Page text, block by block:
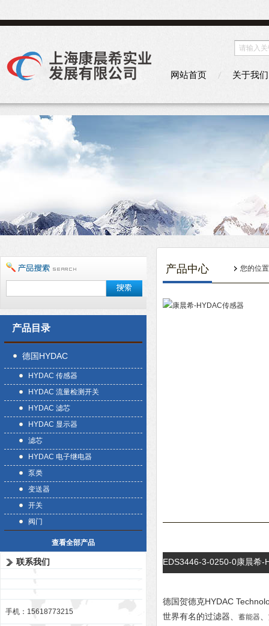
网站首页 关于我们
产品目录
德国HYDAC
HYDAC 传感器
HYDAC 流量检测开关
HYDAC 滤芯
HYDAC 显示器
滤芯
HYDAC 电子继电器
泵类
变送器
开关
阀门
查看全部产品
联系我们
手机：15618773215
产品中心 您的位
EDS3446-3-0250-0康晨希-
德国贺德克HYDAC
世界有名的过滤器、 蓄能器